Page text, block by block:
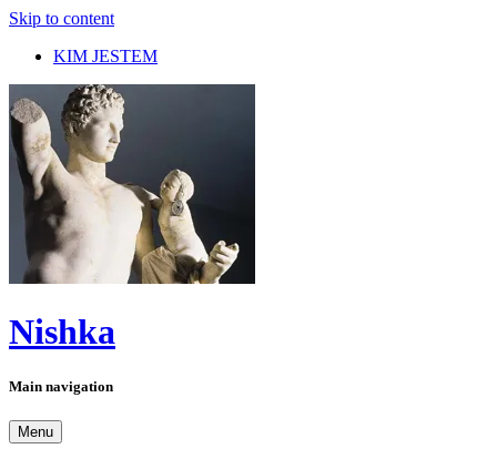
Skip to content
KIM JESTEM
Nishka
Main navigation
Menu